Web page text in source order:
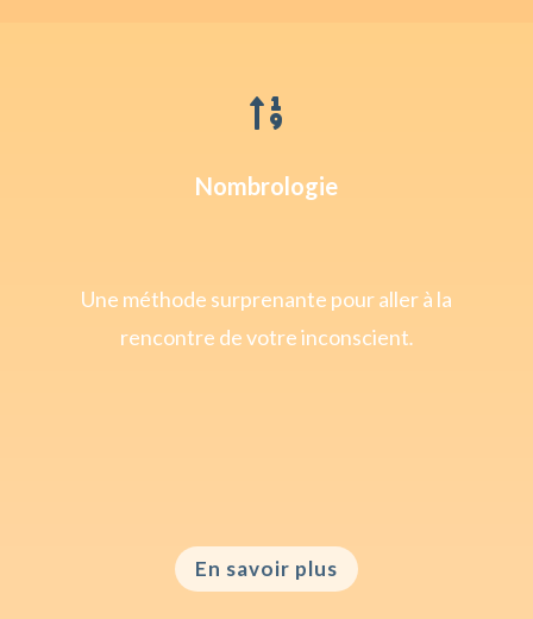

Nombrologie
Une méthode surprenante pour aller à la
rencontre de votre inconscient.
En savoir plus